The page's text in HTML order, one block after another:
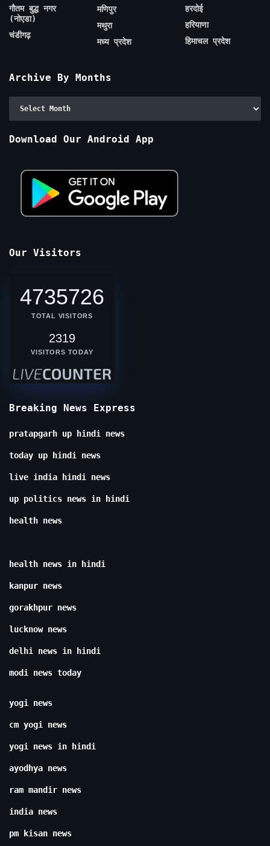
गौतम बुद्ध नगर
(नोएडा)
चंडीगढ़
मणिपुर
मथुरा
मध्य प्रदेश
हरदोई
हरियाणा
हिमाचल प्रदेश
Archive By Months
Archive
Download Our Android App
Our Visitors
4735726
TOTAL VISITORS
2319
VISITORS TODAY
Breaking News Express
pratapgarh up hindi news
today up hindi news
live india hindi news
up politics news in hindi
health news
health news in hindi
kanpur news
gorakhpur news
lucknow news
delhi news in hindi
modi news today
yogi news
cm yogi news
yogi news in hindi
ayodhya news
ram mandir news
india news
pm kisan news